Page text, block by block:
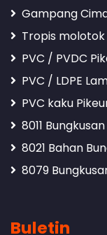
Gampang
Tropis molotok
PVC / PVDC
PVC / LDPE
PVC kaku
8011
8021 Bahan
8079
Buletin